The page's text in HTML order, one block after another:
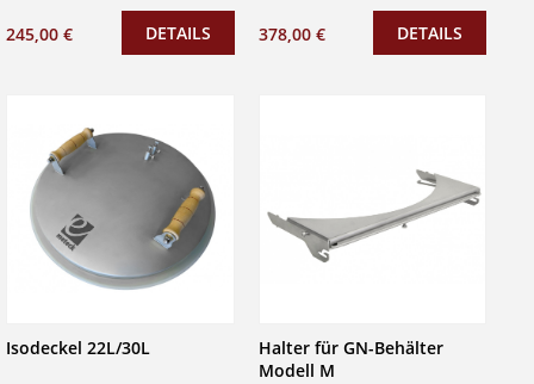
245,00 € DETAILS 378,00 € DETAILS
Isodeckel 22L/30L
Halter für GN-Behälter
Modell M